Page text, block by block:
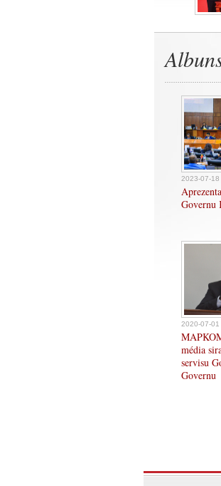
2023-07-18
Governu
2020-07-01
média
servisu
Governu